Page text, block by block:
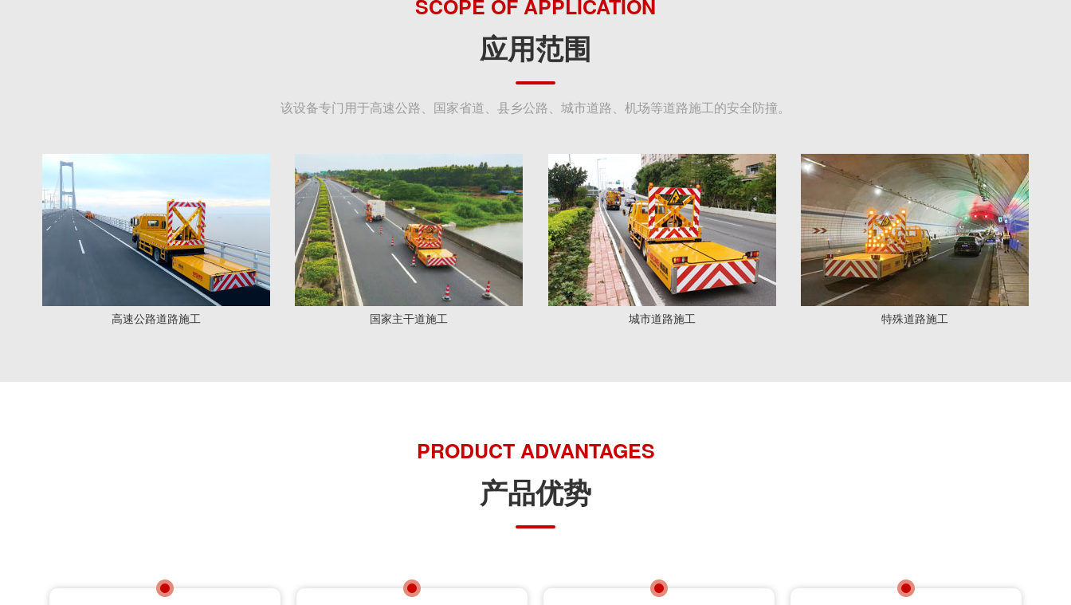
SCOPE OF APPLICATION
应用范围
该设备专门用于高速公路、国家省道、县乡公路、城市道路、机场等道路施工的安全防撞。
高速公路道路施工 国家主干道施工 城市道路施工 特殊道路施工
PRODUCT ADVANTAGES
产品优势